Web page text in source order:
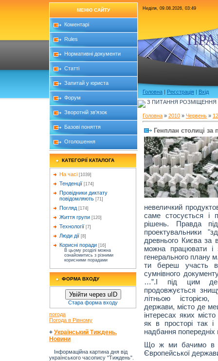
МЕНЮ САЙТУ
Коментарі
Rules
Нормативні документи
Статті
Запитай у юриста
Форум
Зворотній зв'язок
Базові поняття
Оголошення
КАТЕГОРІЇ КАТАЛОГА
На часі [1039]
Тенденції [174]
Провідники диктату
повідомляють [71]
Погляд [174]
Життя групи [120]
Технології [7]
Люди дії [8]
Корисні поради [16]
В цьому розділі можна
ознайомитись з різними
корисними порадами
ФОРМА ВХОДУ
Увійти через uID
Стара форма входу
погода
Погода в Рівному
+ Український Тиждень.
Новини
Інформаційна картина дня від
українського часопису "Тиждень".
Неділя, 09.08.2026, 03:49
Головна | Реєстрація | Вхід
З ПИТАННЯ РОЗМІЩЕННЯ
Головна » 2010 » Червень » 12
Генплан столиці за
невеличкий
саме стосується і
рішень. Правда
проектувальники
древнього Києва за
можна працювати і
генерального плану
ти береш участь в
сумнівного
…”.І під цим
продовжується
літньою
держави, місто де
інтересах яких
як в просторі так і
надбання попередніх
Що ж ми бачимо в
Європейської